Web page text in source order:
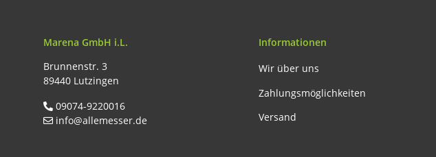
Marena GmbH i.L.
Brunnenstr. 3
89440 Lutzingen
09074-9220016
info@allemesser.de
Informationen
Wir über uns
Zahlungsmöglichkeiten
Versand